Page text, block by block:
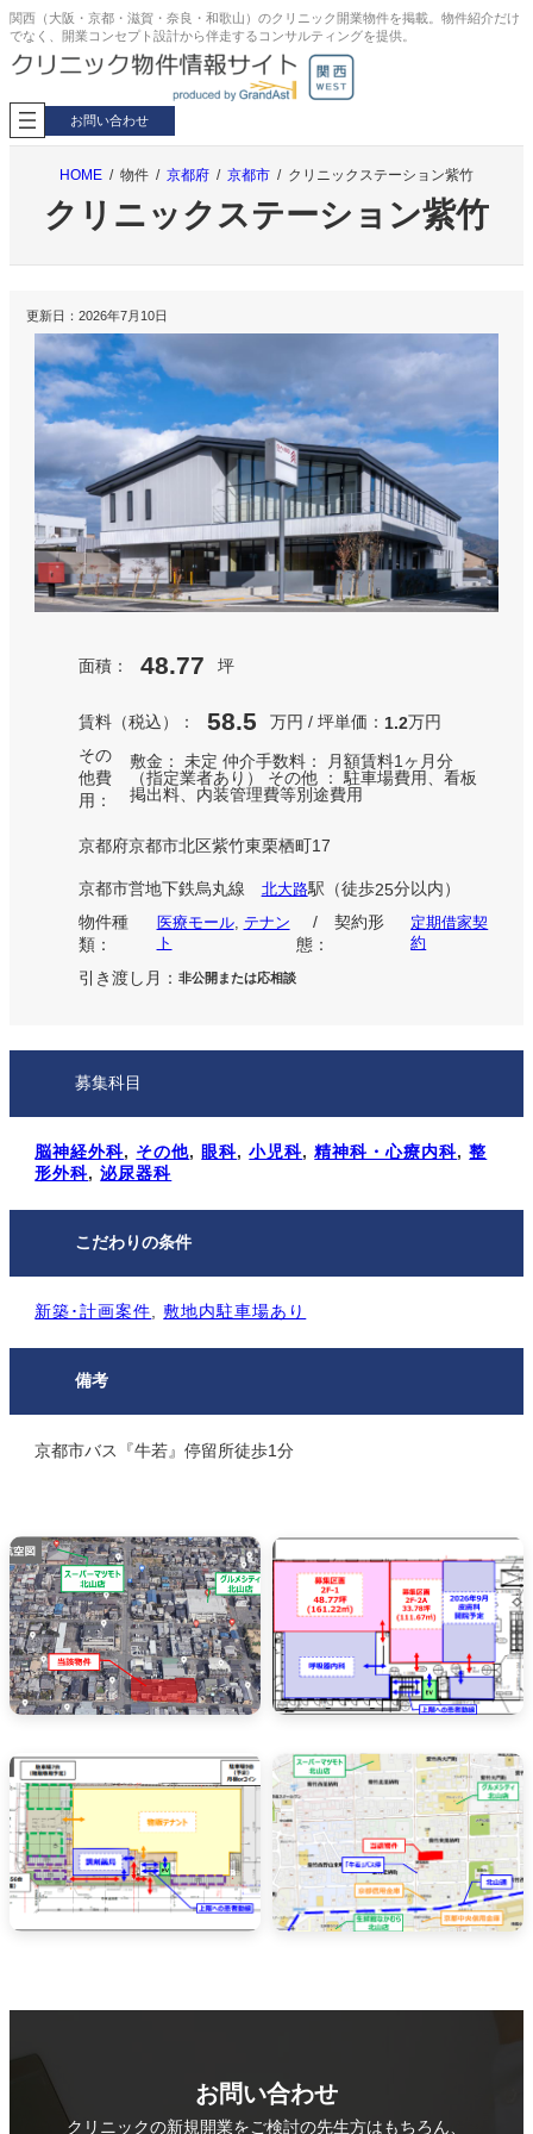
内
容
を
キ
ッ
関西（大阪・京都・滋賀・奈良・和歌山）のクリニック開業物件を掲載。物件紹介だけ
でなく、開業コンセプト設計から伴走するコンサルティングを提供。
お問い合わせ
HOME 物件 京都府 京都市 クリニックステーション紫竹
クリニックステーション紫竹
更新日：2026年7月10日
面積： 48.77 坪
賃料（税込）： 58.5 万円 / 坪単価： 1.2万円
その
他費
用：
敷金： 未定 仲介手数料： 月額賃料1ヶ月分
（指定業者あり） その他 ： 駐車場費用、看板
掲出料、内装管理費等別途費用
京都府京都市北区紫竹東栗栖町17
京都市営地下鉄烏丸線 北大路駅 （徒歩25分以内）
物件種
類：
医療モール, テナン
ト
/ 契約形
態：
定期借家契
約
引き渡し月： 非公開または応相談
募集科目
脳神経外科, その他, 眼科, 小児科, 精神科・心療内科, 整
形外科, 泌尿器科
こだわりの条件
新築･計画案件 , 敷地内駐⾞場あり
備考
京都市バス『牛若』停留所徒歩1分
お問い合わせ
クリニックの新規開業をご検討の先生方はもちろん、